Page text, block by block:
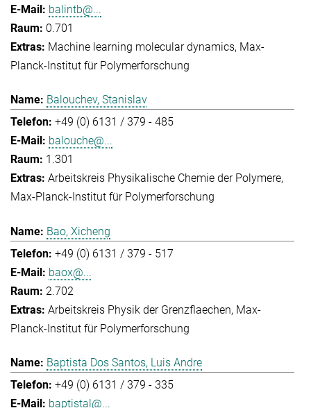
balintb@...
0.701
Machine learning molecular dynamics Max-
Planck-Institut für Polymerforschung
Balouchev, Stanislav
+49 (0) 6131 / 379 - 485
balouche@...
1.301
Arbeitskreis Physikalische Chemie der Polymere
Max-Planck-Institut für Polymerforschung
Bao, Xicheng
+49 (0) 6131 / 379 - 517
baox@...
2.702
Arbeitskreis Physik der Grenzflaechen Max-
Planck-Institut für Polymerforschung
Baptista Dos Santos, Luis Andre
+49 (0) 6131 / 379 - 335
baptistal@...